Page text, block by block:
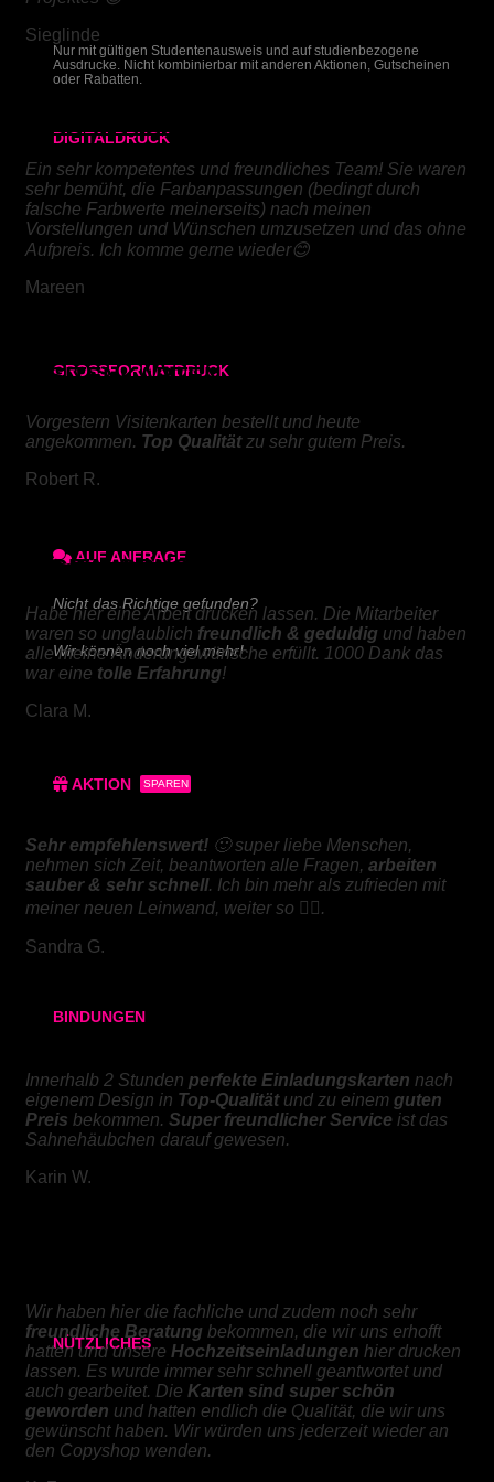
Nur mit gültigen Studentenausweis und auf studienbezogene
Ausdrucke. Nicht kombinierbar mit anderen Aktionen, Gutscheinen
oder Rabatten.
DIGITALDRUCK
DIN A4
DIN A3
GROSSFORMATDRUCK
80g/m² matt
AUF ANFRAGE
Nicht das Richtige gefunden?
Wir können noch viel mehr!
AKTION SPAREN
3x Bachelorarbeit
BINDUNGEN
Broschüren
NÜTZLICHES
Studienarbeit auf CD brennen
Sieglinde
Ein sehr kompetentes und freundliches Team! Sie waren
sehr bemüht, die Farbanpassungen (bedingt durch
falsche Farbwerte meinerseits) nach meinen
Vorstellungen und Wünschen umzusetzen und das ohne
Aufpreis. Ich komme gerne wieder😊
Mareen
VISITENKARTEN
Vorgestern Visitenkarten bestellt und heute
angekommen. Top Qualitätzu sehr gutem Preis.
Robert R.
DIGITALDRUCK
Habe hier eine Arbeit drucken lassen. Die Mitarbeiter
waren so unglaublich freundlich & geduldig und haben
alle meine Änderungswünsche erfüllt. 1000 Dank das
war eine tolle Erfahrung!
Clara M.
LEINWAND
Sehr empfehlenswert! 🙂 super liebe Menschen,
nehmen sich Zeit, beantworten alle Fragen, arbeiten
sauber & sehr schnell. Ich bin mehr als zufrieden mit
meiner neuen Leinwand, weiter so 👍🏼.
Sandra G.
Innerhalb 2 Stunden perfekte Einladungskarten nach
eigenem Design in Top-Qualitätund zu einem guten
Preis bekommen. Super freundlicher Service ist das
Sahnehäubchen darauf gewesen.
Karin W.
Wir haben hier die fachliche und zudem noch sehr
freundliche Beratung bekommen, die wir uns erhofft
hatten und unsere Hochzeitseinladungen hier drucken
lassen. Es wurde immer sehr schnell geantwortet und
auch gearbeitet. Die Karten sind super schön
geworden und hatten endlich die Qualität, die wir uns
gewünscht haben. Wir würden uns jederzeit wieder an
den Copyshop wenden.